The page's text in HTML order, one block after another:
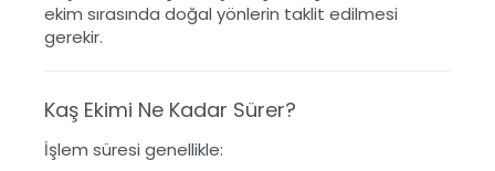
ekim sırasında doğal yönlerin taklit edilmesi
gerekir.
Kaş Ekimi Ne Kadar Sürer?
İşlem süresi genellikle: